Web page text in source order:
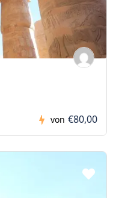
von €80,00